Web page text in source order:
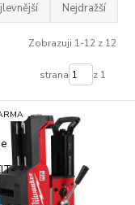
Nejdražší
Zobrazuji 1-12 z 12
strana z 1